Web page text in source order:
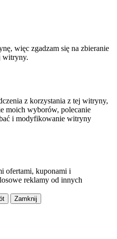
więc zgadzam się na zbieranie
witryny.
z korzystania z tej witryny,
moich wyborów, polecanie
i modyfikowanie witryny
ofertami, kuponami i
reklamy od innych
Zamknij